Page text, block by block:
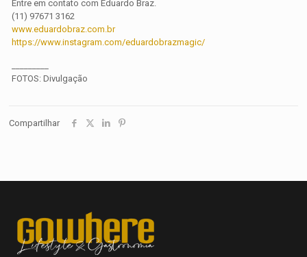
Entre em contato com Eduardo Braz.
(11) 97671 3162
www.eduardobraz.com.br
https://www.instagram.com/eduardobrazmagic/
FOTOS: Divulgação
Compartilhar